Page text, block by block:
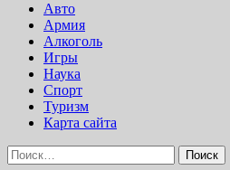
Авто
Армия
Алкоголь
Игры
Наука
Спорт
Туризм
Карта сайта
Найти: